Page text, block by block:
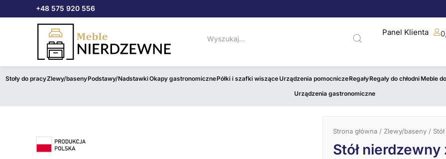
+48 575 920 556
Panel Klienta
Stoły do pracyZlewy/basenyPodstawy/NadstawkiOkapy gastronomicznePółki i szafki wisząceUrządzenia pomocniczeRegałyRegały do chłodniMeble
Urządzenia gastronomiczne
Strona główna / Zlewy/baseny /
Stół nierdzewny